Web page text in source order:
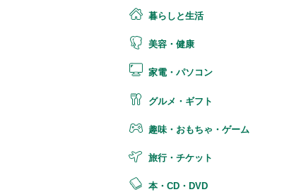
暮らしと生活
美容・健康
家電・パソコン
グルメ・ギフト
趣味・おもちゃ・ゲーム
旅行・チケット
本・CD・DVD